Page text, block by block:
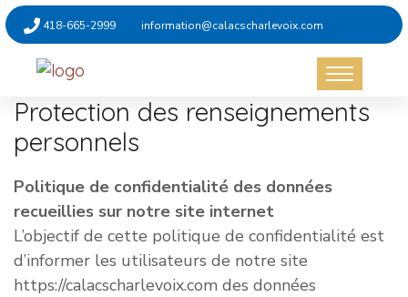
418-665-2999 information@calacscharlevoix.com
Protection des renseignements
personnels
Politique de confidentialité des données
recueillies sur notre site internet
L’objectif de cette politique de confidentialité est
d’informer les utilisateurs de notre site
https://calacscharlevoix.com des données